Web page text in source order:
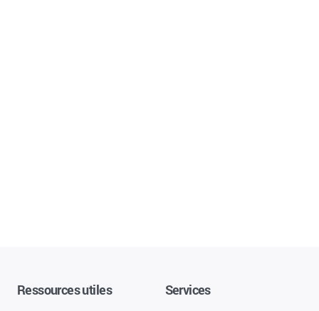
Ressources utiles Services